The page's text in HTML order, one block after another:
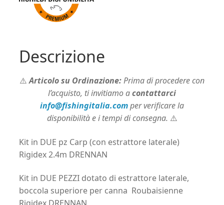
laterale)
Rigidex
quantità
Descrizione
⚠️Articolo su Ordinazione:Prima di procedere con
l’acquisto, ti invitiamo acontattarci
info@fishingitalia.comper verificare la
disponibilità e i tempi di consegna. ⚠️
Kit in DUE pz Carp (con estrattore laterale)
Rigidex 2.4m DRENNAN
Kit in DUE PEZZI dotato di estrattore laterale,
boccola superiore per canna Roubaisienne